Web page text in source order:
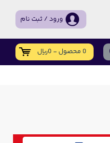
ورود / ثبت نام
0 محصول - 0ریال